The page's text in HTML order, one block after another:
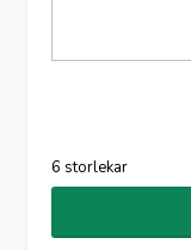
6 storlekar